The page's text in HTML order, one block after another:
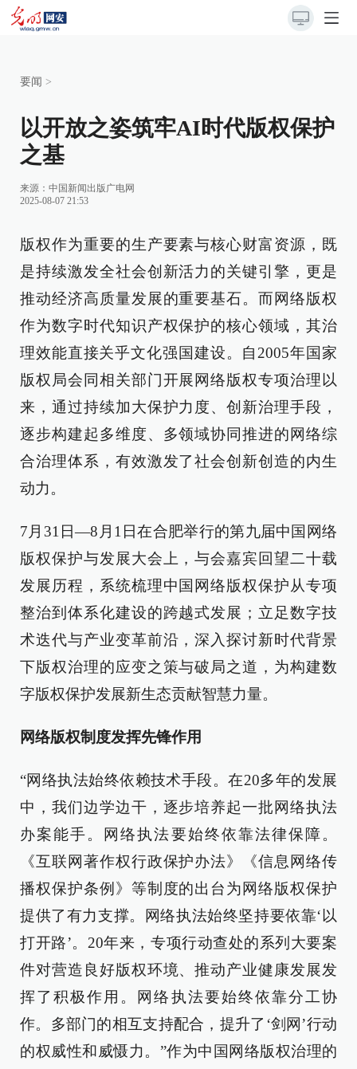
要闻 >
以开放之姿筑牢AI时代版权保护
之基
来源： 中国新闻出版广电网
2025-08-07 21:53
版权作为重要的生产要素与核心财富资源，既
是持续激发全社会创新活力的关键引擎，更是
推动经济高质量发展的重要基石。而网络版权
作为数字时代知识产权保护的核心领域，其治
理效能直接关乎文化强国建设。自2005年国家
版权局会同相关部门开展网络版权专项治理以
来，通过持续加大保护力度、创新治理手段，
逐步构建起多维度、多领域协同推进的网络综
合治理体系，有效激发了社会创新创造的内生
动力。
7月31日—8月1日在合肥举行的第九届中国网络
版权保护与发展大会上，与会嘉宾回望二十载
发展历程，系统梳理中国网络版权保护从专项
整治到体系化建设的跨越式发展；立足数字技
术迭代与产业变革前沿，深入探讨新时代背景
下版权治理的应变之策与破局之道，为构建数
字版权保护发展新生态贡献智慧力量。
网络版权制度发挥先锋作用
“网络执法始终依赖技术手段。在20多年的发展
中，我们边学边干，逐步培养起一批网络执法
办案能手。网络执法要始终依靠法律保障。
《互联网著作权行政保护办法》《信息网络传
播权保护条例》等制度的出台为网络版权保护
提供了有力支撑。网络执法始终坚持要依靠‘以
打开路’。20年来，专项行动查处的系列大要案
件对营造良好版权环境、推动产业健康发展发
挥了积极作用。网络执法要始终依靠分工协
作。多部门的相互支持配合，提升了‘剑网’行动
的权威性和威慑力。”作为中国网络版权治理的